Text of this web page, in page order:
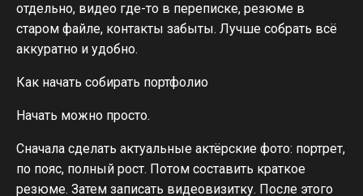
отдельно, видео где-то в переписке, резюме в
старом файле, контакты забыты. Лучше собрать всё
аккуратно и удобно.
Как начать собирать портфолио
Начать можно просто.
Сначала сделать актуальные актёрские фото: портрет,
по пояс, полный рост. Потом составить краткое
резюме. Затем записать видеовизитку. После этого